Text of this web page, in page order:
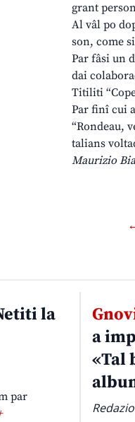
grant
Al vâl po
son, come
Par fâsi un
dai
Titiliti
Par finî cui
“Rondeau,
talians
Maurizio
la
par
a
«Tal